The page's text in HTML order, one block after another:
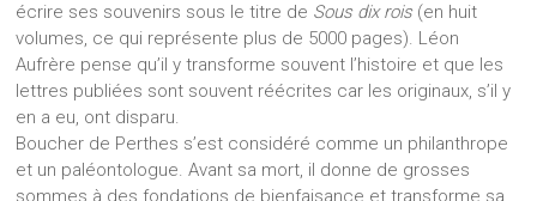
écrire ses souvenirs sous le titre de Sous dix rois(en huit
volumes, ce qui représente plus de 5000 pages). Léon
Aufrère pense qu’il y transforme souvent l’histoire et que les
lettres publiées sont souvent réécrites car les originaux, s’il y
en a eu, ont disparu.
Boucher de Perthes s’est considéré comme un philanthrope
et un paléontologue. Avant sa mort, il donne de grosses
sommes à des fondations de bienfaisance et transforme sa